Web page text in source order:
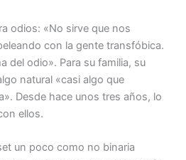
odios: «No sirve que nos
con la gente transfóbica.
del odio». Para su familia, su
natural «casi algo que
Desde hace unos tres años, lo
ellos.
un poco como no binaria